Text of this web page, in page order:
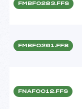
FMBF0283.FFS
FMBF0261.FFS
FNAF0012.FFS